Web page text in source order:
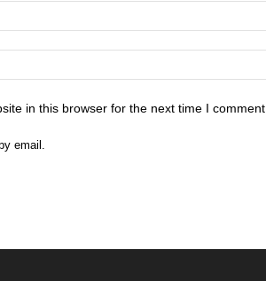
in this browser for the next time I comment.
email.